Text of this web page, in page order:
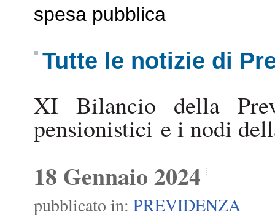
spesa pubblica
Tutte le notizie di
XI Bilancio della
pensionistici e i nodi
18 Gennaio 2024
pubblicato in: PREVIDENZA -